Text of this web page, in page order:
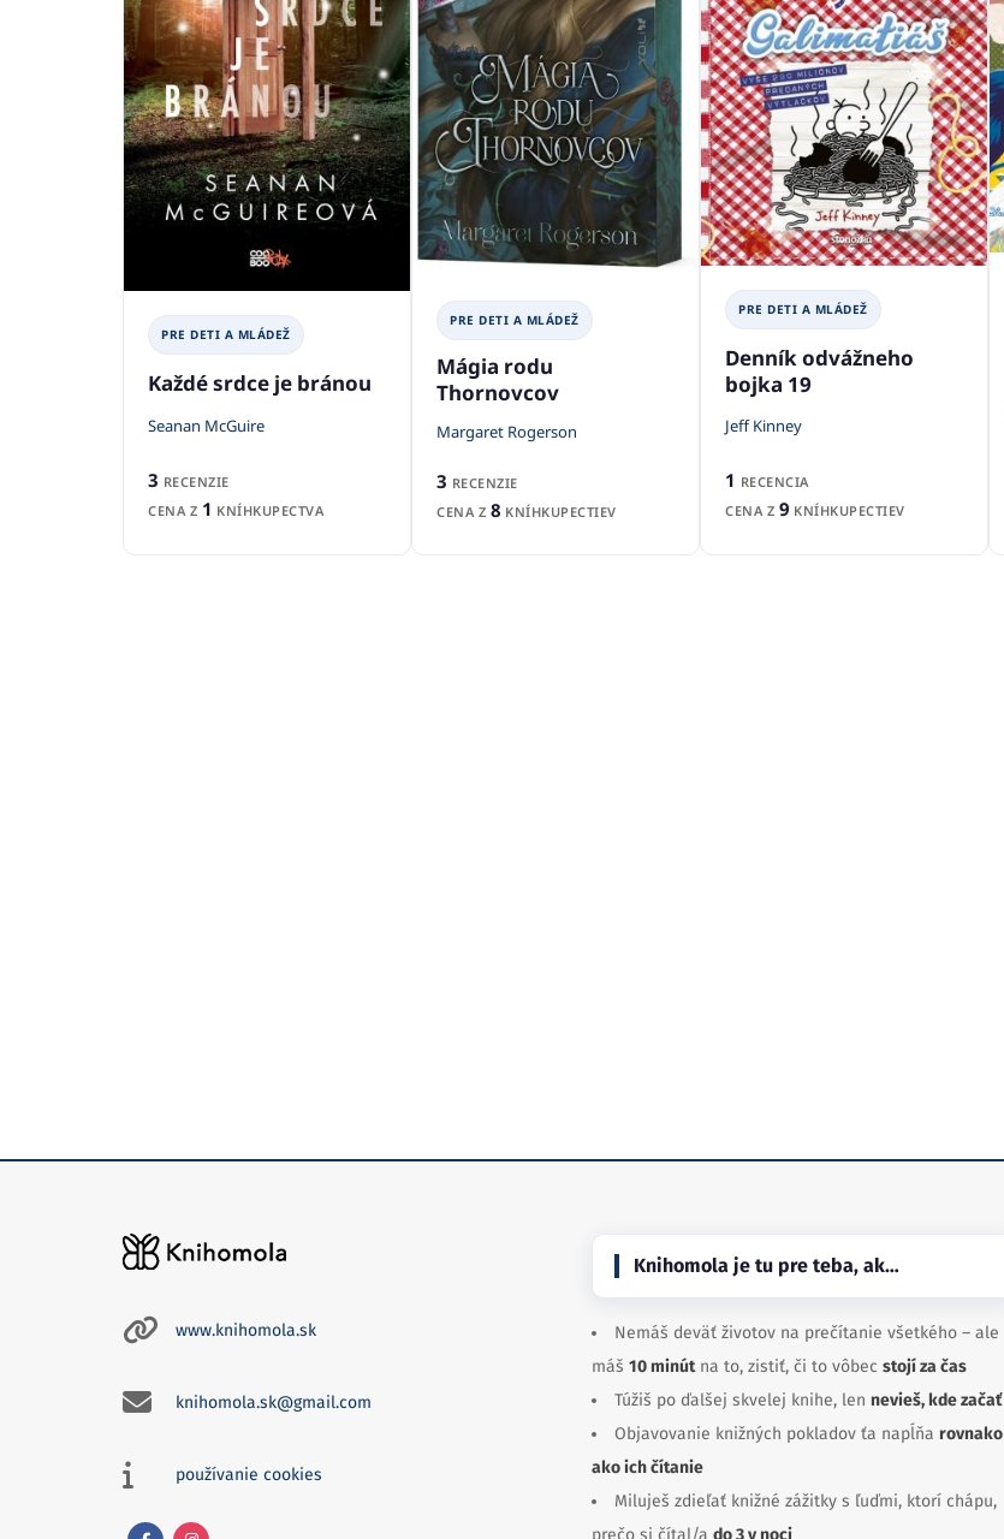
PRE DETI A MLÁDEŽ
Každé srdce je bránou
Seanan McGuire
3 RECENZIE
CENA Z 1 KNÍHKUPECTVA
PRE DETI A MLÁDEŽ
Mágia rodu
Thornovcov
Margaret Rogerson
3 RECENZIE
CENA Z 8 KNÍHKUPECTIEV
PRE DETI A MLÁDEŽ
Denník odvážneho
bojka 19
Jeff Kinney
1 RECENCIA
CENA Z 9 KNÍHKUPECTIEV
www.knihomola.sk
knihomola.sk@gmail.com
používanie cookies
Knihomola je tu pre teba, ak…
Nemáš deväť životov na prečítanie všetkého – ale
máš 10 minútna to, zistiť, či to vôbec stojí za čas
Túžiš po ďalšej skvelej knihe, len nevieš, kde začať
Objavovanie knižných pokladov ťa napĺňa rovnako
ako ich čítanie
Miluješ zdieľať knižné zážitky s ľuďmi, ktorí chápu,
prečo si čítal/a do 3 v noci